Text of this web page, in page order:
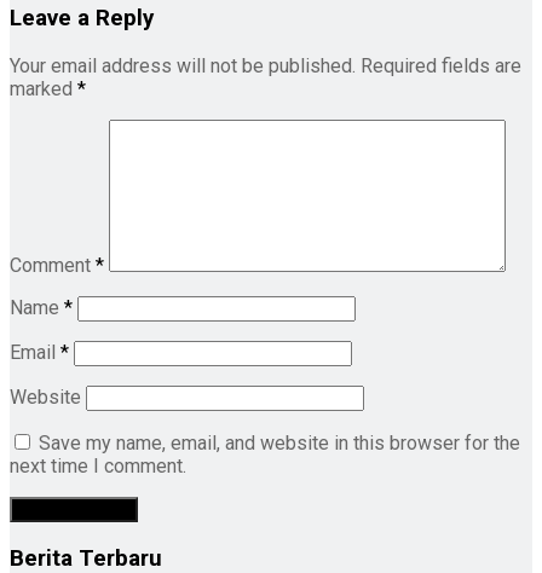
Leave a Reply
Your email address will not be published. Required fields are
marked *
Comment *
Name *
Email *
Website
Save my name, email, and website in this browser for the
next time I comment.
Berita Terbaru